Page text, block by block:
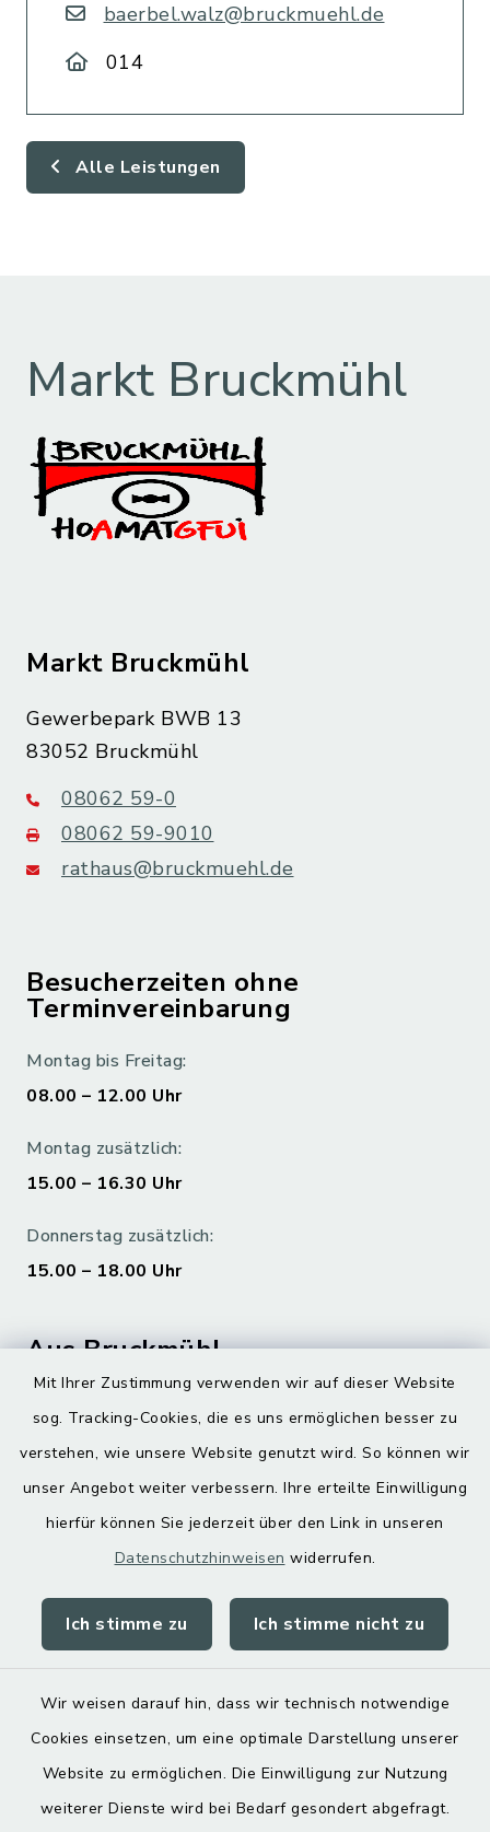
Mit Ihrer Zustimmung verwenden wir auf dieser Website
sog. Tracking-Cookies, die es uns ermöglichen besser zu
verstehen, wie unsere Website genutzt wird. So können wir
unser Angebot weiter verbessern. Ihre erteilte Einwilligung
hierfür können Sie jederzeit über den Link in unseren
Datenschutzhinweisen widerrufen.
Ich stimme zu Ich stimme nicht zu
Wir weisen darauf hin, dass wir technisch notwendige
Cookies einsetzen, um eine optimale Darstellung unserer
Website zu ermöglichen. Die Einwilligung zur Nutzung
weiterer Dienste wird bei Bedarf gesondert abgefragt.
baerbel.walz@bruckmuehl.de
014
Alle Leistungen
Markt Bruckmühl
Markt Bruckmühl
Gewerbepark BWB 13
83052 Bruckmühl
08062 59-0
08062 59-9010
rathaus@bruckmuehl.de
Besucherzeiten ohne
Terminvereinbarung
Montag bis Freitag:
08.00 – 12.00 Uhr
Montag zusätzlich:
15.00 – 16.30 Uhr
Donnerstag zusätzlich:
15.00 – 18.00 Uhr
Aus Bruckmühl
Digitaler Ortsplan
Kontakt
Datenschutz
Impressum